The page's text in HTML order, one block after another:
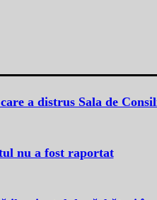
a distrus Sala de
nu a fost raportat